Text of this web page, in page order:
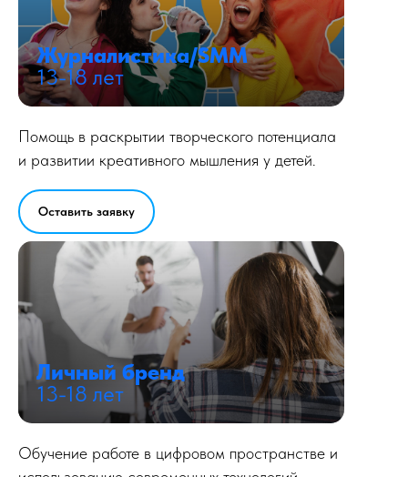
Журналистика/SMM
13-18 лет
Помощь в раскрытии творческого потенциала
и развитии креативного мышления у детей.
Оставить заявку
Личный бренд
13-18 лет
Обучение работе в цифровом пространстве и